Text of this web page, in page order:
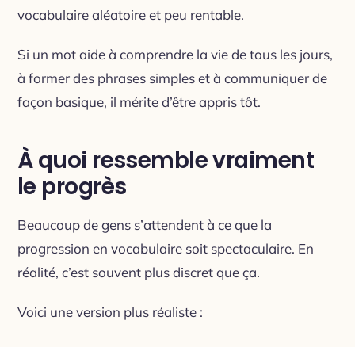
vocabulaire aléatoire et peu rentable.
Si un mot aide à comprendre la vie de tous les jours,
à former des phrases simples et à communiquer de
façon basique, il mérite d’être appris tôt.
À quoi ressemble vraiment
le progrès
Beaucoup de gens s’attendent à ce que la
progression en vocabulaire soit spectaculaire. En
réalité, c’est souvent plus discret que ça.
Voici une version plus réaliste :